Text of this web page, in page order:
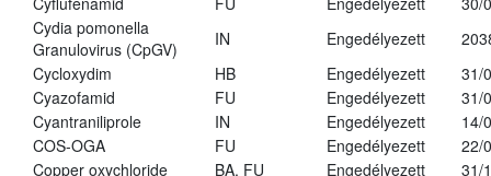
Cydia pomonella
Granulovirus (CpGV)
IN Engedélyezett
Cycloxydim
HB Engedélyezett
31/
Cyazofamid
FU Engedélyezett
31/
Cyantraniliprole
IN Engedélyezett
14/
COS-OGA
FU Engedélyezett
22/
Copper oxychloride
BA, FU Engedélyezett
31/